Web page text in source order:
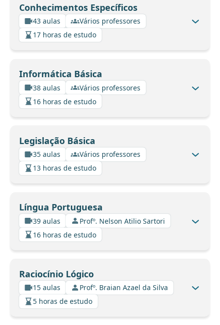
Conhecimentos Específicos
43 aulas
Vários professores
17 horas de estudo
Informática Básica
38 aulas
Vários professores
16 horas de estudo
Legislação Básica
35 aulas
Vários professores
13 horas de estudo
Língua Portuguesa
39 aulas
Profº. Nelson Atilio Sartori
16 horas de estudo
Raciocínio Lógico
15 aulas
Profº. Braian Azael da Silva
5 horas de estudo